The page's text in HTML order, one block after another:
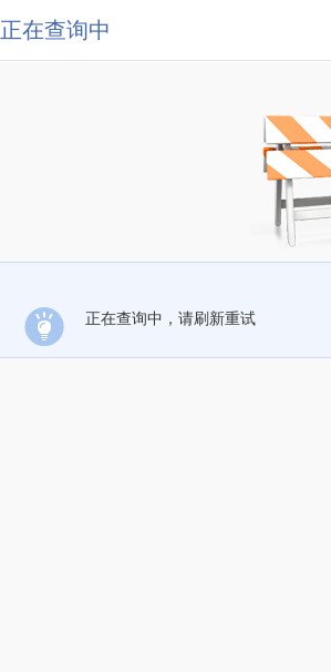
正在查询中
正在查询中，请刷新重试